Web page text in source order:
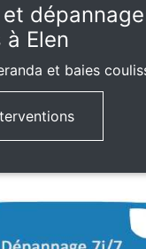
Elen
et baies